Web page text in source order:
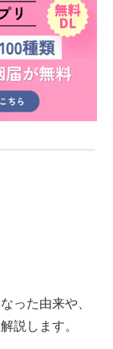
った由来や、
説します。